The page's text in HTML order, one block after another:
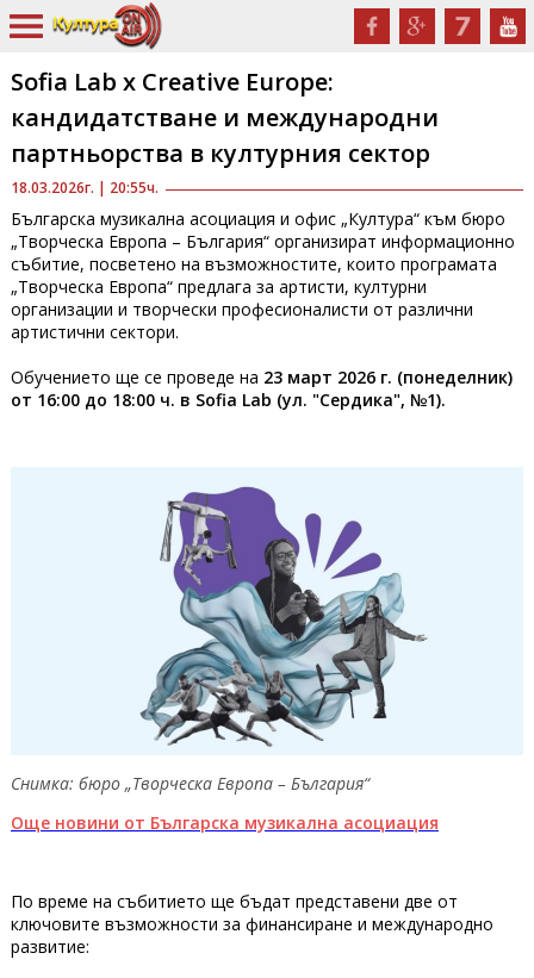
18.03.2026г. | 20:55ч.
Sofia Lab х Creative Europe:
кандидатстване и международни
партньорства в културния сектор
Българска музикална асоциация и офис „Култура“ към бюро
„Творческа Европа – България“ организират информационно
събитие, посветено на възможностите, които програмата
„Творческа Европа“ предлага за артисти, културни
организации и творчески професионалисти от различни
артистични сектори.
Обучението ще се проведе на 23 март 2026 г. (понеделник)
от 16:00 до 18:00 ч. в Sofia Lab (ул. "Сердика", №1).
Снимка: бюро „Творческа Европа – България“
Още новини от Българска музикална асоциация
По време на събитието ще бъдат представени две от
ключовите възможности за финансиране и международно
развитие: